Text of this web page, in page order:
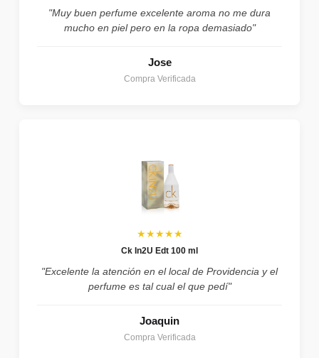
"Muy buen perfume excelente aroma no me dura
mucho en piel pero en la ropa demasiado"
Jose
Compra Verificada
★★★★★
Ck In2U Edt 100 ml
"Excelente la atención en el local de Providencia y el
perfume es tal cual el que pedí"
Joaquin
Compra Verificada